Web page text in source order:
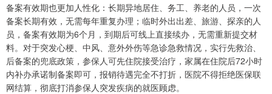
备案有效期也更加人性化：长期异地居住、务工、养老的人员，一次
备案长期有效，无需每年重复办理；临时外出出差、旅游、探亲的人
员，备案有效期为6个月，到期后可线上直接续办，无需重新提交材
料。对于突发心梗、中风、意外外伤等急诊急救情况，实行先救治、
后备案的兜底政策，参保人可先住院接受治疗，家属在住院后72小时
内补办承诺制备案即可，报销待遇完全不打折，医院不得拒绝医保联
网结算，彻底打消参保人突发疾病的就医顾虑。